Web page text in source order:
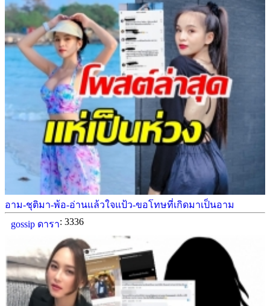
อาม-ชุติมา-พ้อ-อ่านแล้วใจแป้ว-ขอโทษที่เกิดมาเป็นอาม
gossip ดารา: 3336